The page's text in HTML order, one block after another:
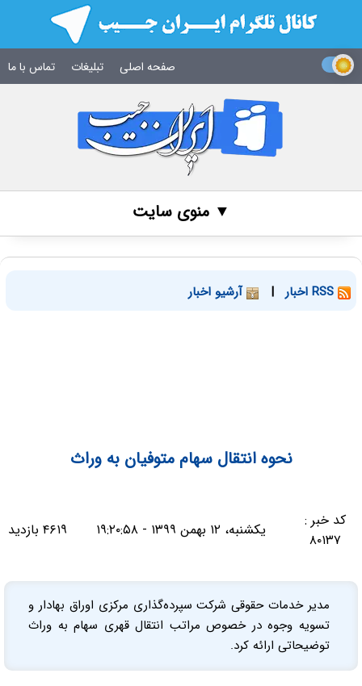
صفحه اصلی تبلیغات تماس با ما
▼ منوی سایت
| آرشیو اخبار
نحوه انتقال سهام متوفیان به وراث
کد خبر :
۸۰۱۳۷
یکشنبه، ۱۲ بهمن ۱۳۹۹ - ۱۹:۲۰:۵۸ ۴۶۱۹ بازدید
مدیر خدمات حقوقی شرکت سپرده‌گذاری مرکزی اوراق بهادار و
تسویه وجوه در خصوص مراتب انتقال قهری سهام به وراث
توضیحاتی ارائه کرد.